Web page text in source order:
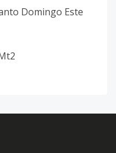
Domingo Este